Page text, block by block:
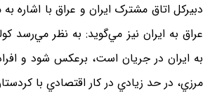
دبیرکل اتاق مشترک ايران و عراق با اشاره
عراق به ايران نيز مي‌گويد: به نظر مي‌رسد
به ايران در جريان است، برعكس شود و
مرزي، در حد زيادي در كار اقتصادي با